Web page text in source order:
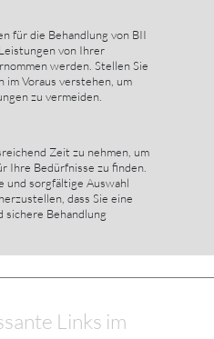
für die Behandlung von BII
von Ihrer
werden. Stellen Sie
im Voraus verstehen, um
zu vermeiden.
Zeit zu nehmen, um
Ihre Bedürfnisse zu finden.
und sorgfältige Auswahl
dass Sie eine
Behandlung
Links im